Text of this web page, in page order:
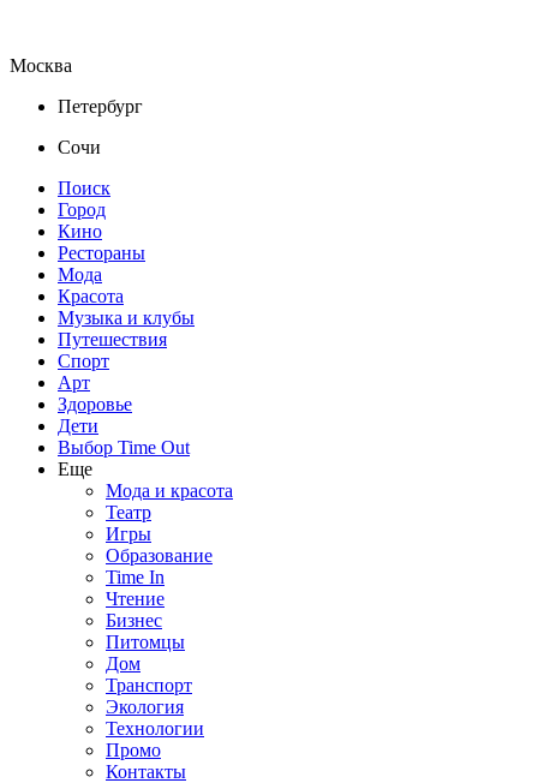
Москва
Петербург
Сочи
Поиск
Город
Кино
Рестораны
Мода
Красота
Музыка и клубы
Путешествия
Спорт
Арт
Здоровье
Дети
Выбор Time Out
Еще
Мода и красота
Театр
Игры
Образование
Time In
Чтение
Бизнес
Питомцы
Дом
Транспорт
Экология
Технологии
Промо
Контакты